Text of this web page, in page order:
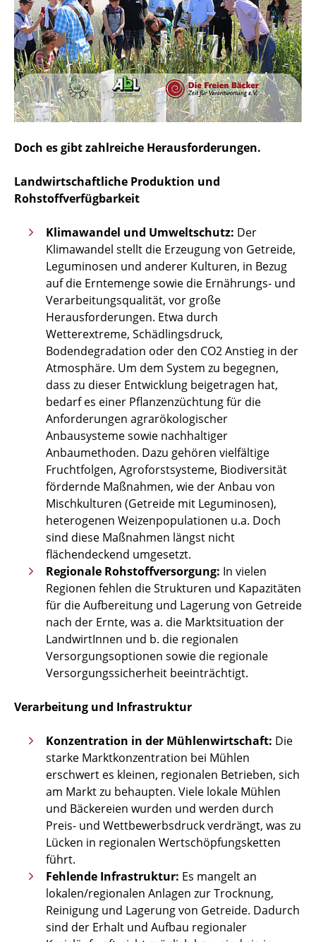
Doch es gibt zahlreiche Herausforderungen.
Landwirtschaftliche Produktion und
Rohstoffverfügbarkeit
Klimawandel und Umweltschutz: Der
Klimawandel stellt die Erzeugung von Getreide,
Leguminosen und anderer Kulturen, in Bezug
auf die Erntemenge sowie die Ernährungs- und
Verarbeitungsqualität, vor große
Herausforderungen. Etwa durch
Wetterextreme, Schädlingsdruck,
Bodendegradation oder den CO2 Anstieg in der
Atmosphäre. Um dem System zu begegnen,
dass zu dieser Entwicklung beigetragen hat,
bedarf es einer Pflanzenzüchtung für die
Anforderungen agrarökologischer
Anbausysteme sowie nachhaltiger
Anbaumethoden. Dazu gehören vielfältige
Fruchtfolgen, Agroforstsysteme, Biodiversität
fördernde Maßnahmen, wie der Anbau von
Mischkulturen (Getreide mit Leguminosen),
heterogenen Weizenpopulationen u.a. Doch
sind diese Maßnahmen längst nicht
flächendeckend umgesetzt.
Regionale Rohstoffversorgung: In vielen
Regionen fehlen die Strukturen und Kapazitäten
für die Aufbereitung und Lagerung von Getreide
nach der Ernte, was a. die Marktsituation der
LandwirtInnen und b. die regionalen
Versorgungsoptionen sowie die regionale
Versorgungssicherheit beeinträchtigt.
Verarbeitung und Infrastruktur
Konzentration in der Mühlenwirtschaft: Die
starke Marktkonzentration bei Mühlen
erschwert es kleinen, regionalen Betrieben, sich
am Markt zu behaupten. Viele lokale Mühlen
und Bäckereien wurden und werden durch
Preis- und Wettbewerbsdruck verdrängt, was zu
Lücken in regionalen Wertschöpfungsketten
führt.
Fehlende Infrastruktur: Es mangelt an
lokalen/regionalen Anlagen zur Trocknung,
Reinigung und Lagerung von Getreide. Dadurch
sind der Erhalt und Aufbau regionaler